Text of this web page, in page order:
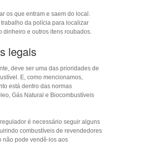
os que entram e saem do local.
da polícia para localizar
dinheiro e outros itens roubados.
legais
deve ser uma das prioridades de
E, como mencionamos,
está dentro das normas
Gás Natural e Biocombustíveis
é necessário seguir alguns
combustíveis de revendedores
não pode vendê-los aos